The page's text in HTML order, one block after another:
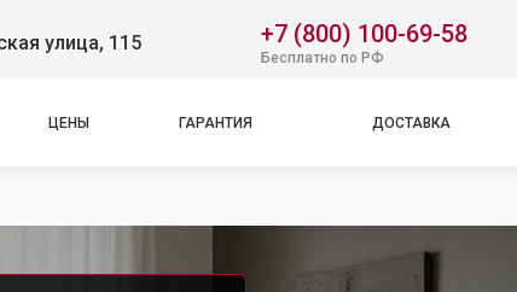
улица, 115 +7 (800) 100-69-58
Бесплатно по РФ
ЦЕНЫ ГАРАНТИЯ ДОСТАВКА